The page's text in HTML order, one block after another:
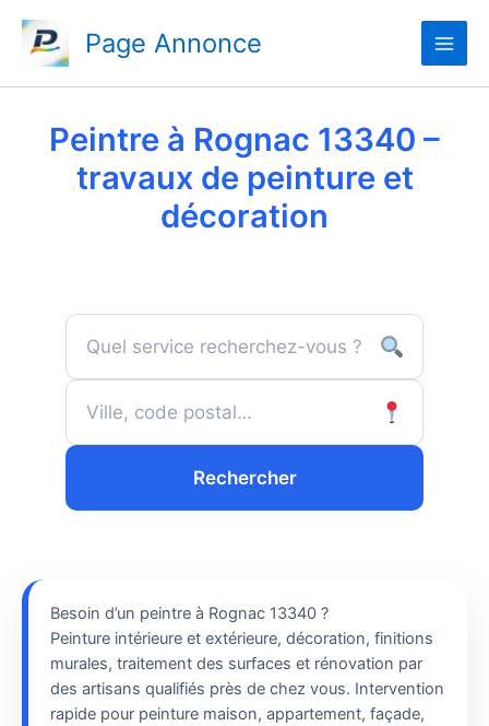
contenu
Page Annonce
Peintre à Rognac 13340 –
travaux de peinture et
décoration
Rechercher
Besoin d’un peintre à Rognac 13340 ?
Peinture intérieure et extérieure, décoration, finitions
murales, traitement des surfaces et rénovation par
des artisans qualifiés près de chez vous. Intervention
rapide pour peinture maison, appartement, façade,